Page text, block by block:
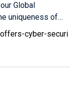
Global
uniqueness of…
cyber-securi